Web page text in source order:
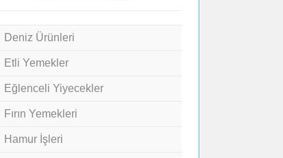
Deniz Ürünleri
Etli Yemekler
Eğlenceli Yiyecekler
Fırın Yemekleri
Hamur İşleri